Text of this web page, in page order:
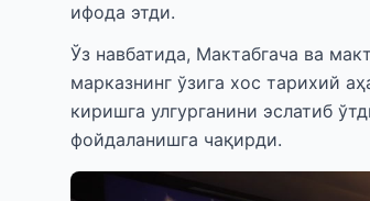
ифода этди.
Ўз навбатида, Мактабгача ва
марказнинг ўзига хос тарихий
киришга улгурганини эслатиб
фойдаланишга чақирди.